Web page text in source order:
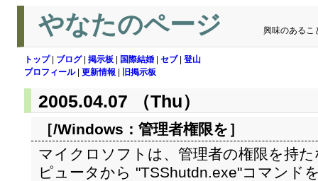
やなたのページ 興味のあるこ
トップ| ブログ| 掲示板 国際結婚 セブ| 登山
プロフィール| 更新情報 旧掲示板
2005.04.07 （Thu）
［/Windows： 管理者権限を ］
マイクロソフトは、管理者の権限を持
ピュータから "TSShutdn.exe"コマンド